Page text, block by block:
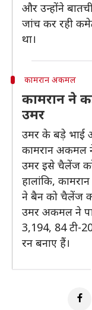
और उन्होंने
जांच कर रही
था।
कामरान अकमल
कामरान ने
उमर
उमर के बड़े भाई
कामरान अकमल
उमर इसे चैलेंज
हालांकि,
ने बैन को चैलेंज
उमर अकमल ने
3,194, 84 टी-
रन बनाए हैं।